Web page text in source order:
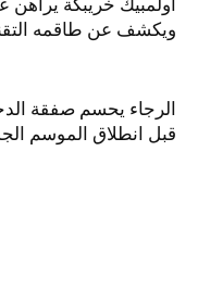
ويكشف عن طاقمه
الرجاء يحسم صفقة
قبل انطلاق الموسم